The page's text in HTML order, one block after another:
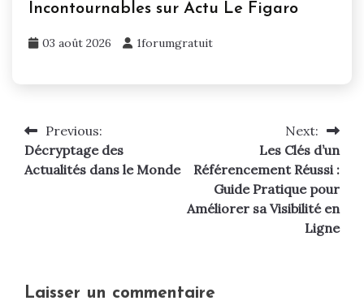
Incontournables sur Actu Le Figaro
03 août 2026 1forumgratuit
Navigation
de
Previous:
Décryptage des
Actualités dans le Monde
Next:
Les Clés d’un
Référencement Réussi :
Guide Pratique pour
Améliorer sa Visibilité en
Ligne
Laisser un commentaire